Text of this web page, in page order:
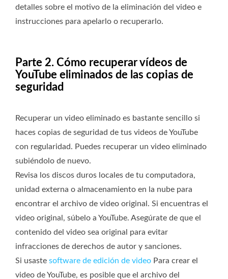
detalles sobre el motivo de la eliminación del video e
instrucciones para apelarlo o recuperarlo.
Parte 2. Cómo recuperar vídeos de
YouTube eliminados de las copias de
seguridad
Recuperar un video eliminado es bastante sencillo si
haces copias de seguridad de tus videos de YouTube
con regularidad. Puedes recuperar un video eliminado
subiéndolo de nuevo.
Revisa los discos duros locales de tu computadora,
unidad externa o almacenamiento en la nube para
encontrar el archivo de video original. Si encuentras el
video original, súbelo a YouTube. Asegúrate de que el
contenido del video sea original para evitar
infracciones de derechos de autor y sanciones.
Si usaste software de edición de video Para crear el
video de YouTube, es posible que el archivo del